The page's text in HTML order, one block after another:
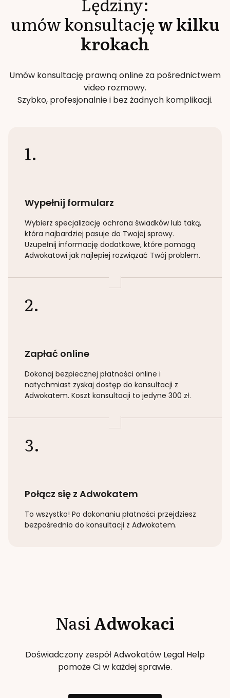
umów konsultacjęw kilku
krokach
Umów konsultację prawną online za pośrednictwem
video rozmowy.
Szybko, profesjonalnie i bez żadnych komplikacji.
1.
Wypełnij formularz
Wybierz specjalizację ochrona świadków lub taką,
która najbardziej pasuje do Twojej sprawy.
Uzupełnij informację dodatkowe, które pomogą
Adwokatowi jak najlepiej rozwiązać Twój problem.
2.
Zapłać online
Dokonaj bezpiecznej płatności online i
natychmiast zyskaj dostęp do konsultacji z
Adwokatem. Koszt konsultacji to jedyne 300 zł.
3.
Połącz się z Adwokatem
To wszystko! Po dokonaniu płatności przejdziesz
bezpośrednio do konsultacji z Adwokatem.
NasiAdwokaci
Doświadczony zespół Adwokatów Legal Help
pomoże Ci w każdej sprawie.